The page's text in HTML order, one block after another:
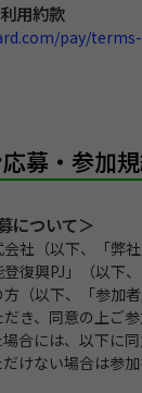
用約款
pay/
募・参加
について＞
社（以下、「弊
復興PJ」（以下
（以下、「参加
き、同意の上ご
合には、以下に
けない場合は参加